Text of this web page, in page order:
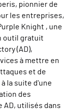
pionnier de
les entreprises,
Knight , une
outil gratuit
(AD),
à mettre en
et de
la suite d'une
des
AD, utilisés dans